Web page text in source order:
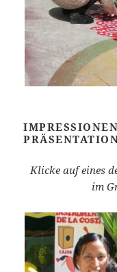
Klicke auf eines
im